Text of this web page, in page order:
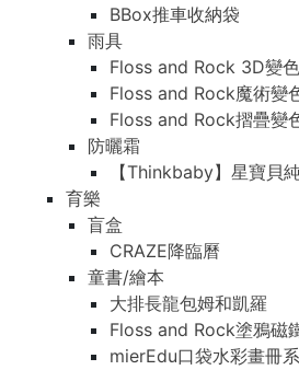
BBox推車收納袋
雨具
Floss and Rock 3D變
Floss and Rock魔術變
Floss and Rock摺疊變
防曬霜
【Thinkbaby】星寶貝
育樂
盲盒
CRAZE降臨曆
童書/繪本
大排長龍包姆和凱羅
Floss and Rock塗鴉磁
mierEdu口袋水彩畫冊